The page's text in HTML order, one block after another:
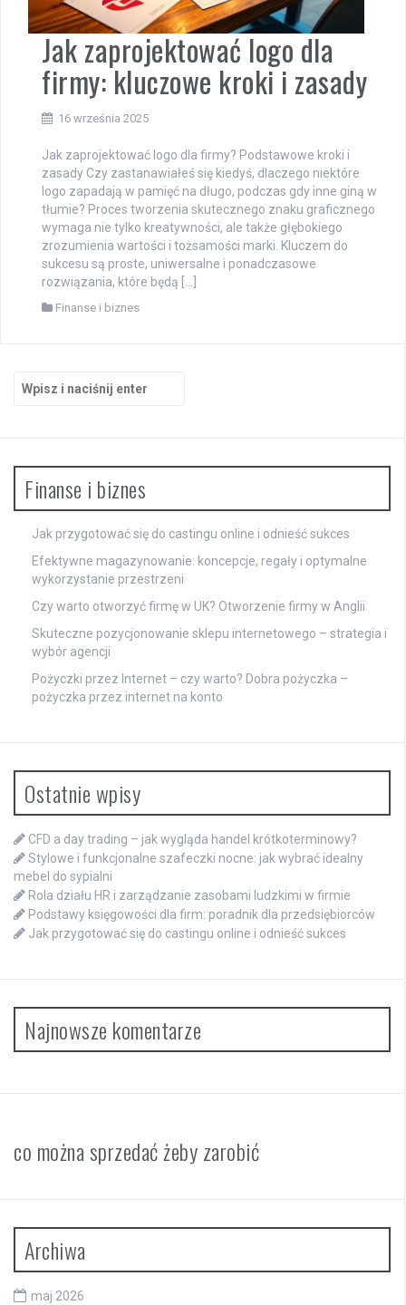
Jak zaprojektować logo dla
firmy: kluczowe kroki i zasady
16 września 2025
Jak zaprojektować logo dla firmy? Podstawowe kroki i
zasady Czy zastanawiałeś się kiedyś, dlaczego niektóre
logo zapadają w pamięć na długo, podczas gdy inne giną w
tłumie? Proces tworzenia skutecznego znaku graficznego
wymaga nie tylko kreatywności, ale także głębokiego
zrozumienia wartości i tożsamości marki. Kluczem do
sukcesu są proste, uniwersalne i ponadczasowe
rozwiązania, które będą […]
Finanse i biznes
Finanse i biznes
Jak przygotować się do castingu online i odnieść sukces
Efektywne magazynowanie: koncepcje, regały i optymalne
wykorzystanie przestrzeni
Czy warto otworzyć firmę w UK? Otworzenie firmy w Anglii
Skuteczne pozycjonowanie sklepu internetowego – strategia i
wybór agencji
Pożyczki przez Internet – czy warto? Dobra pożyczka –
pożyczka przez internet na konto
Ostatnie wpisy
CFD a day trading – jak wygląda handel krótkoterminowy?
Stylowe i funkcjonalne szafeczki nocne: jak wybrać idealny
mebel do sypialni
Rola działu HR i zarządzanie zasobami ludzkimi w firmie
Podstawy księgowości dla firm: poradnik dla przedsiębiorców
Jak przygotować się do castingu online i odnieść sukces
Najnowsze komentarze
co można sprzedać żeby zarobić
Archiwa
maj 2026